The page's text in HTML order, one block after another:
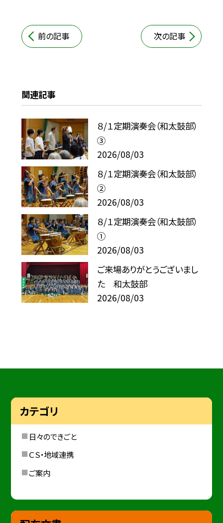
前の記事 次の記事
関連記事
８/１定期演奏会（和太鼓部）
③
2026/08/03
８/１定期演奏会（和太鼓部）
②
2026/08/03
８/１定期演奏会（和太鼓部）
①
2026/08/03
ご来場ありがとうございまし
た 和太鼓部
2026/08/03
カテゴリ
日々のできごと
ＣＳ・地域連携
ご案内